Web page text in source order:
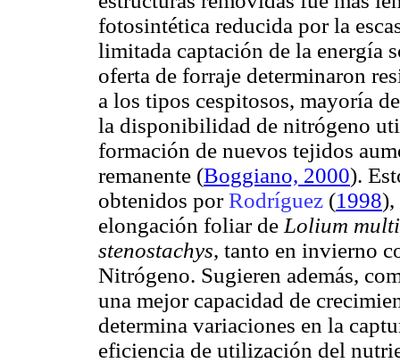
fotosintética reducida por la
limitada captación de la energía
oferta de forraje determinaron
a los tipos cespitosos, mayoría
la disponibilidad de nitrógeno
formación de nuevos tejidos
remanente (Boggiano, 2000).
obtenidos porRodríguez (1998),
elongación foliar de Lolium
stenostachys, tanto en invierno
Nitrógeno. Sugieren además,
una mejor capacidad de
determina variaciones en la
eficiencia de utilización del